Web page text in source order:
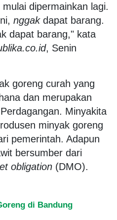
dipermainkan lagi.
nggakdapat barang.
dapat barang," kata
, Senin
goreng curah yang
dan merupakan
Minyakita
minyak goreng
pemerintah. Adapun
bersumber dari
obligation (DMO).
di Bandung